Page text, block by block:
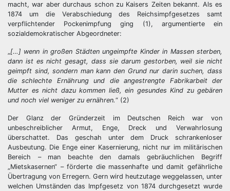
macht, war aber durchaus schon zu Kaisers Zeiten bekannt. Als es
1874 um die Verabschiedung des Reichsimpfgesetzes samt
verpflichtender Pockenimpfung ging (1), argumentierte ein
sozialdemokratischer Abgeordneter:
„[…] wenn in großen Städten ungeimpfte Kinder in Massen sterben,
dann ist es nicht gesagt, dass sie darum gestorben, weil sie nicht
geimpft sind, sondern man kann den Grund nur darin suchen, dass
die schlechte Ernährung und die angestrengte Fabrikarbeit der
Mutter es nicht dazu kommen ließ, ein gesundes Kind zu gebären
und noch viel weniger zu ernähren.“ (2)
Der Glanz der Gründerzeit im Deutschen Reich war von
unbeschreiblicher Armut, Enge, Dreck und Verwahrlosung
überschattet. Das geschah unter dem Druck schrankenloser
Ausbeutung. Die Enge einer Kasernierung, nicht nur im militärischen
Bereich – man beachte den damals gebräuchlichen Begriff
„Mietskasernen“ – förderte die massenhafte und damit gefährliche
Übertragung von Erregern. Gern wird heutzutage weggelassen, unter
welchen Umständen das Impfgesetz von 1874 durchgesetzt wurde